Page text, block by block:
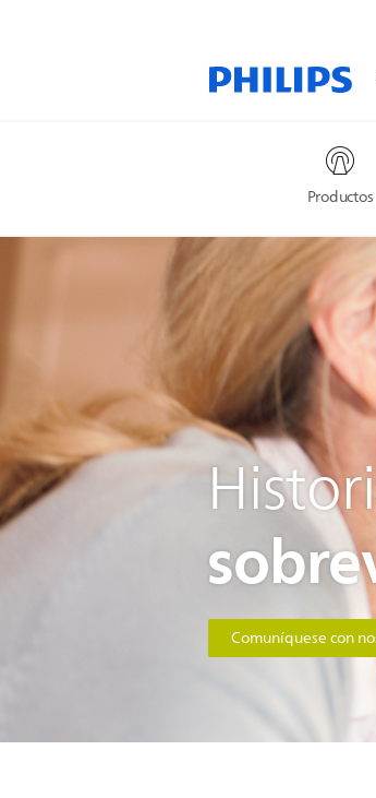
Productos
Comuníquese con